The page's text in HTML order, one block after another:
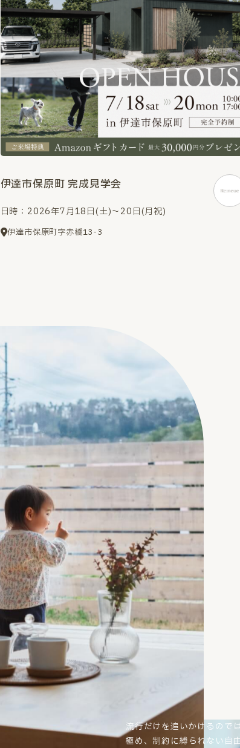
伊達市保原町 完成見学会
日時：2026年7月18日(土)～20日(月祝)
伊達市保原町字赤橋13-3
流行だけを追いかけるので
極め、制約に縛られない自